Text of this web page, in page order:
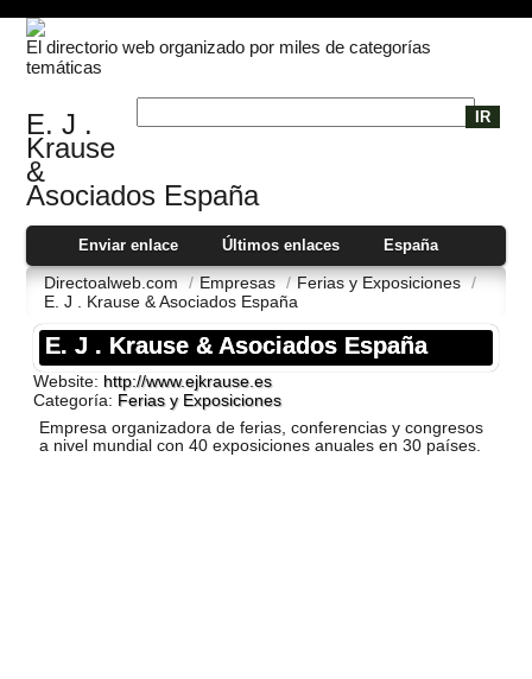
El directorio web organizado por miles de categorías
temáticas
E. J .
Krause
&
Asociados España
Enviar enlace Últimos enlaces España
Directoalweb.com / Empresas / Ferias y Exposiciones /
E. J . Krause & Asociados España
E. J . Krause & Asociados España
Website: http://www.ejkrause.es
Categoría: Ferias y Exposiciones
Empresa organizadora de ferias, conferencias y congresos
a nivel mundial con 40 exposiciones anuales en 30 paí­ses.